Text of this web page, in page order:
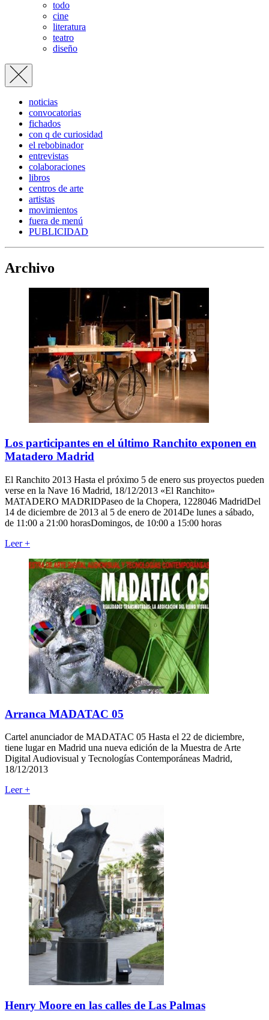
todo
cine
literatura
teatro
diseño
noticias
convocatorias
fichados
con q de curiosidad
el rebobinador
entrevistas
colaboraciones
libros
centros de arte
artistas
movimientos
fuera de menú
PUBLICIDAD
Archivo
Los participantes en el último Ranchito exponen en
Matadero Madrid
El Ranchito 2013 Hasta el próximo 5 de enero sus proyectos pueden
verse en la Nave 16 Madrid, 18/12/2013 «El Ranchito»
MATADERO MADRIDPaseo de la Chopera, 1228046 MadridDel
14 de diciembre de 2013 al 5 de enero de 2014De lunes a sábado,
de 11:00 a 21:00 horasDomingos, de 10:00 a 15:00 horas
Leer+
Arranca MADATAC 05
Cartel anunciador de MADATAC 05 Hasta el 22 de diciembre,
tiene lugar en Madrid una nueva edición de la Muestra de Arte
Digital Audiovisual y Tecnologías Contemporáneas Madrid,
18/12/2013
Leer+
Henry Moore en las calles de Las Palmas